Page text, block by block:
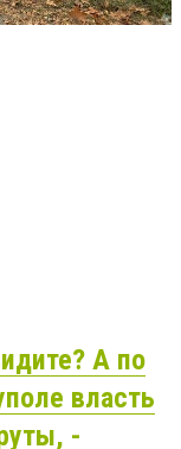
А по
власть
-